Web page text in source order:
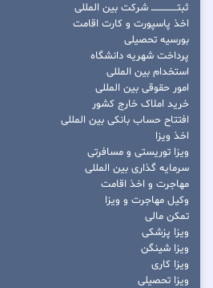
ثبتــــــــــــــــ شرکت بین المللی
اخذ پاسپورت و کارت اقامت
بورسیه تحصیلی
پرداخت شهریه دانشگاه
استخدام بین المللی
امور حقوقی بین المللی
خرید املاک خارج کشور
افتتاح حساب بانکی بین المللی
اخذ ویزا
ویزا توریستی و مسافرتی
سرمایه گذاری بین المللی
مهاجرت و اخذ اقامت
وکیل مهاجرت و ویزا
تمکن مالی
ویزا پزشکی
ویزا شینگن
ویزا کاری
ویزا تحصیلی